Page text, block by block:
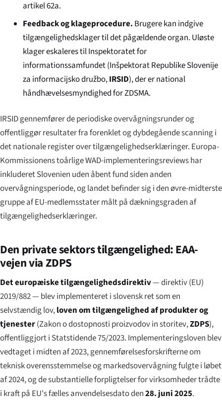
artikel 62a.
Feedback og klageprocedure. Brugere kan indgive
tilgængelighedsklager til det pågældende organ. Uløste
klager eskaleres til Inspektoratet for
informationssamfundet (Inšpektorat Republike Slovenije
za informacijsko družbo,IRSID), der er national
håndhævelsesmyndighed for ZDSMA.
IRSID gennemfører de periodiske overvågningsrunder og
offentliggør resultater fra forenklet og dybdegående scanning i
det nationale register over tilgængelighedserklæringer. Europa-
Kommissionens toårlige WAD-implementeringsreviews har
inkluderet Slovenien uden åbent fund siden anden
overvågningsperiode, og landet befinder sig i den øvre-midterste
gruppe af EU-medlemsstater målt på dækningsgraden af
tilgængelighedserklæringer.
Den private sektors tilgængelighed: EAA-
vejen via ZDPS
Det europæiske tilgængelighedsdirektiv— direktiv (EU)
2019/882 — blev implementeret i slovensk ret som en
selvstændig lov,loven om tilgængelighed af produkter og
tjenester(Zakon o dostopnosti proizvodov in storitev,ZDPS),
offentliggjort i Statstidende 75/2023. Implementeringsloven blev
vedtaget i midten af 2023, gennemførelsesforskrifterne om
teknisk overensstemmelse og markedsovervågning fulgte i løbet
af 2024, og de substantielle forpligtelser for virksomheder trådte
i kraft på EU's fælles anvendelsesdato den28. juni 2025.